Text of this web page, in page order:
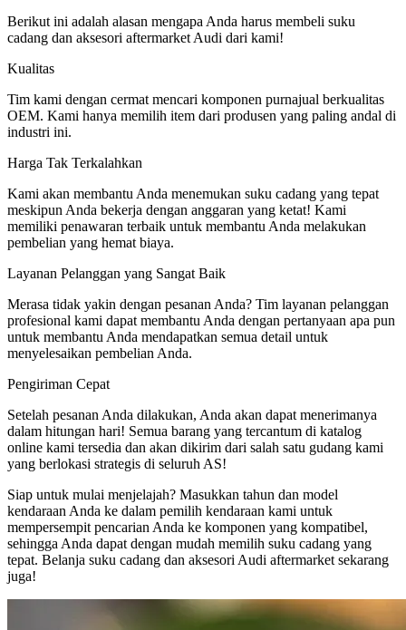
Berikut ini adalah alasan mengapa Anda harus membeli suku
cadang dan aksesori aftermarket Audi dari kami!
Kualitas
Tim kami dengan cermat mencari komponen purnajual berkualitas
OEM. Kami hanya memilih item dari produsen yang paling andal di
industri ini.
Harga Tak Terkalahkan
Kami akan membantu Anda menemukan suku cadang yang tepat
meskipun Anda bekerja dengan anggaran yang ketat! Kami
memiliki penawaran terbaik untuk membantu Anda melakukan
pembelian yang hemat biaya.
Layanan Pelanggan yang Sangat Baik
Merasa tidak yakin dengan pesanan Anda? Tim layanan pelanggan
profesional kami dapat membantu Anda dengan pertanyaan apa pun
untuk membantu Anda mendapatkan semua detail untuk
menyelesaikan pembelian Anda.
Pengiriman Cepat
Setelah pesanan Anda dilakukan, Anda akan dapat menerimanya
dalam hitungan hari! Semua barang yang tercantum di katalog
online kami tersedia dan akan dikirim dari salah satu gudang kami
yang berlokasi strategis di seluruh AS!
Siap untuk mulai menjelajah? Masukkan tahun dan model
kendaraan Anda ke dalam pemilih kendaraan kami untuk
mempersempit pencarian Anda ke komponen yang kompatibel,
sehingga Anda dapat dengan mudah memilih suku cadang yang
tepat. Belanja suku cadang dan aksesori Audi aftermarket sekarang
juga!